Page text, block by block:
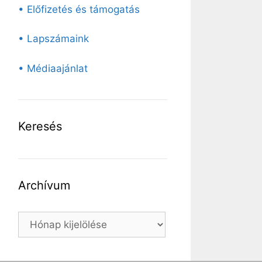
• Előfizetés és támogatás
• Lapszámaink
• Médiaajánlat
Keresés
Archívum
Archívum